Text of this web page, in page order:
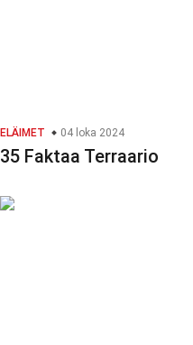
ELÄIMET 04 loka 2024
35 Faktaa Terraario